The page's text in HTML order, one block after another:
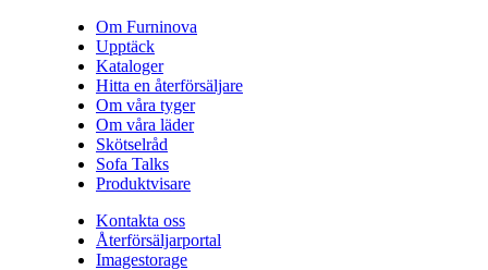
Om Furninova
Upptäck
Kataloger
Hitta en återförsäljare
Om våra tyger
Om våra läder
Skötselråd
Sofa Talks
Produktvisare
Kontakta oss
Återförsäljarportal
Imagestorage